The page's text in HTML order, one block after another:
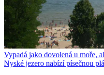
Vypadá jako dovolená u moře,
Nyské jezero nabízí písečnou